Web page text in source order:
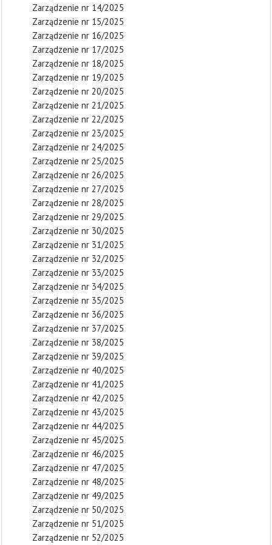
Zarządzenie nr 14/2025
Zarządzenie nr 15/2025
Zarządzenie nr 16/2025
Zarządzenie nr 17/2025
Zarządzenie nr 18/2025
Zarządzenie nr 19/2025
Zarządzenie nr 20/2025
Zarządzenie nr 21/2025
Zarządzenie nr 22/2025
Zarządzenie nr 23/2025
Zarządzenie nr 24/2025
Zarządzenie nr 25/2025
Zarządzenie nr 26/2025
Zarządzenie nr 27/2025
Zarządzenie nr 28/2025
Zarządzenie nr 29/2025
Zarządzenie nr 30/2025
Zarządzenie nr 31/2025
Zarządzenie nr 32/2025
Zarządzenie nr 33/2025
Zarządzenie nr 34/2025
Zarządzenie nr 35/2025
Zarządzenie nr 36/2025
Zarządzenie nr 37/2025
Zarządzenie nr 38/2025
Zarządzenie nr 39/2025
Zarządzenie nr 40/2025
Zarządzenie nr 41/2025
Zarządzenie nr 42/2025
Zarządzenie nr 43/2025
Zarządzenie nr 44/2025
Zarządzenie nr 45/2025
Zarządzenie nr 46/2025
Zarządzenie nr 47/2025
Zarządzenie nr 48/2025
Zarządzenie nr 49/2025
Zarządzenie nr 50/2025
Zarządzenie nr 51/2025
Zarządzenie nr 52/2025